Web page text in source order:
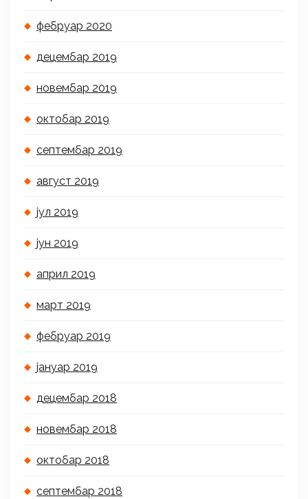
фебруар 2020
децембар 2019
новембар 2019
октобар 2019
септембар 2019
август 2019
јул 2019
јун 2019
април 2019
март 2019
фебруар 2019
јануар 2019
децембар 2018
новембар 2018
октобар 2018
септембар 2018